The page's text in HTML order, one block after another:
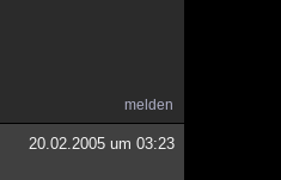
melden
20.02.2005 um 03:23